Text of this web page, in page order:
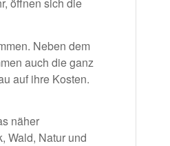
öffnen sich die
Neben dem
auch die ganz
auf ihre Kosten.
näher
Wald, Natur und